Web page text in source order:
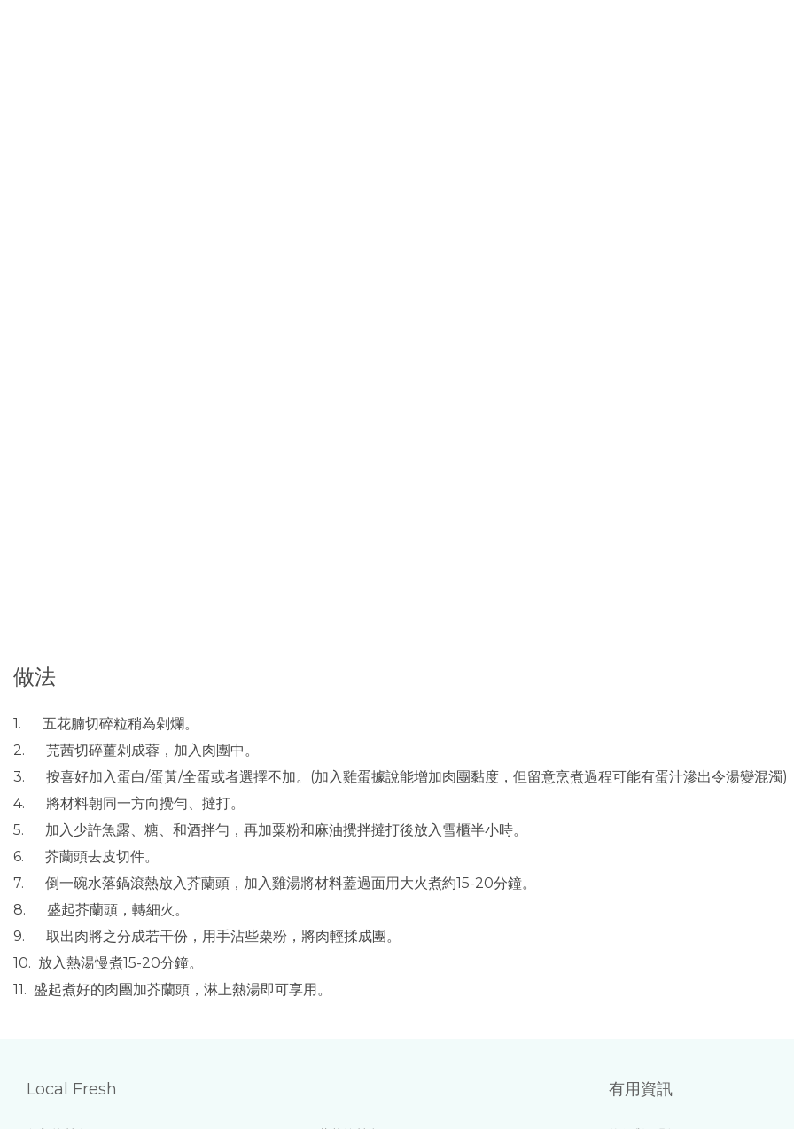
做法
1. 五花腩切碎粒稍為剁爛。
2. 芫茜切碎薑剁成蓉，加入肉團中。
3. 按喜好加入蛋白/蛋黃/全蛋或者選擇不加。(加入雞蛋據說能增加肉團黏度，但留意烹煮過程可能有蛋汁滲出令湯變混濁)
4. 將材料朝同一方向攪勻、撻打。
5. 加入少許魚露、糖、和酒拌勻，再加粟粉和麻油攪拌撻打後放入雪櫃半小時。
6. 芥蘭頭去皮切件。
7. 倒一碗水落鍋滾熱放入芥蘭頭，加入雞湯將材料蓋過面用大火煮約15-20分鐘。
8. 盛起芥蘭頭，轉細火。
9. 取出肉將之分成若干份，用手沾些粟粉，將肉輕揉成團。
10. 放入熱湯慢煮15-20分鐘。
11. 盛起煮好的肉團加芥蘭頭，淋上熱湯即可享用。
Local Fresh 有用資訊